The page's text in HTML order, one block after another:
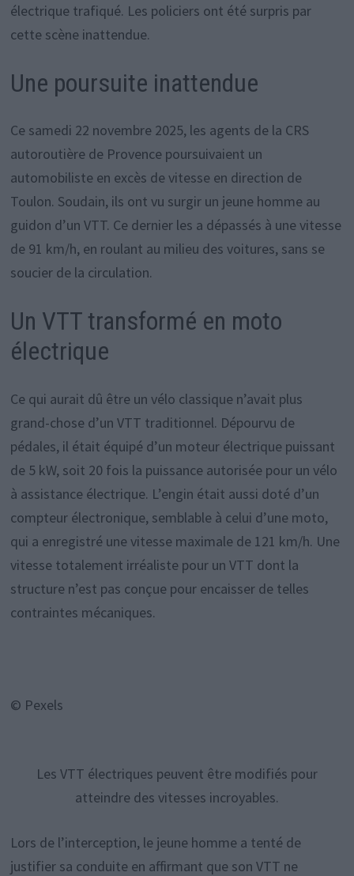
électrique trafiqué. Les policiers ont été surpris par
cette scène inattendue.
Une poursuite inattendue
Ce samedi 22 novembre 2025, les agents de la CRS
autoroutière de Provence poursuivaient un
automobiliste en excès de vitesse en direction de
Toulon. Soudain, ils ont vu surgir un jeune homme au
guidon d’un VTT. Ce dernier les a dépassés à une vitesse
de 91 km/h, en roulant au milieu des voitures, sans se
soucier de la circulation.
Un VTT transformé en moto
électrique
Ce qui aurait dû être un vélo classique n’avait plus
grand-chose d’un VTT traditionnel. Dépourvu de
pédales, il était équipé d’un moteur électrique puissant
de 5 kW, soit 20 fois la puissance autorisée pour un vélo
à assistance électrique. L’engin était aussi doté d’un
compteur électronique, semblable à celui d’une moto,
qui a enregistré une vitesse maximale de 121 km/h. Une
vitesse totalement irréaliste pour un VTT dont la
structure n’est pas conçue pour encaisser de telles
contraintes mécaniques.
© Pexels
Les VTT électriques peuvent être modifiés pour
atteindre des vitesses incroyables.
Lors de l’interception, le jeune homme a tenté de
justifier sa conduite en affirmant que son VTT ne